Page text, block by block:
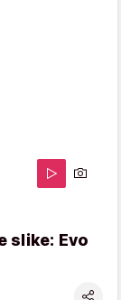
slike: Evo